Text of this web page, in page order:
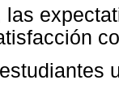
las
estudiantes